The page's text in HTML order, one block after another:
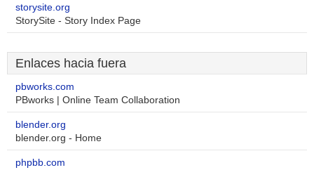
storysite.org
StorySite - Story Index Page
Enlaces hacia fuera
pbworks.com
PBworks | Online Team Collaboration
blender.org
blender.org - Home
phpbb.com